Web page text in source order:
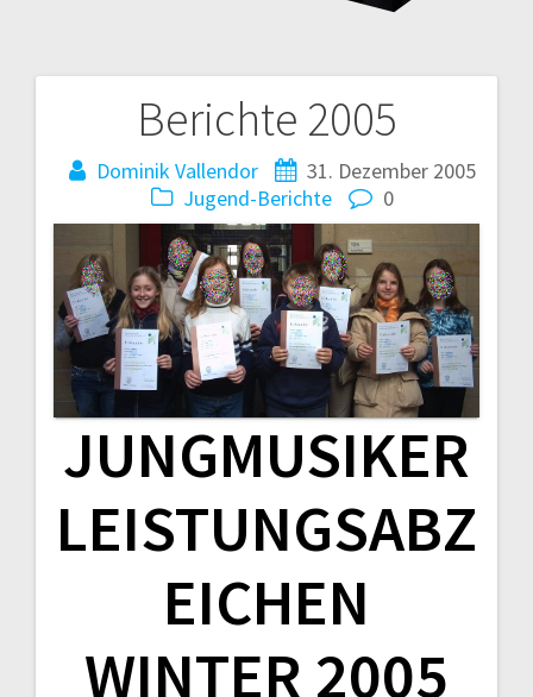
Berichte 2005
Dominik Vallendor
31. Dezember 2005
Jugend-Berichte
0
JUNGMUSIKER
LEISTUNGSABZ
EICHEN
WINTER 2005
Beitragsnavigation